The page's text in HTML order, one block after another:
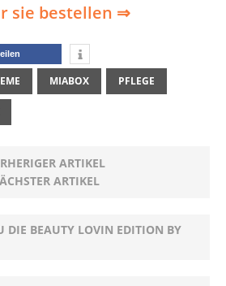
sie bestellen ⇒
MIABOX PFLEGE
ARTIKEL
ARTIKEL
DIE BEAUTY LOVIN EDITION BY